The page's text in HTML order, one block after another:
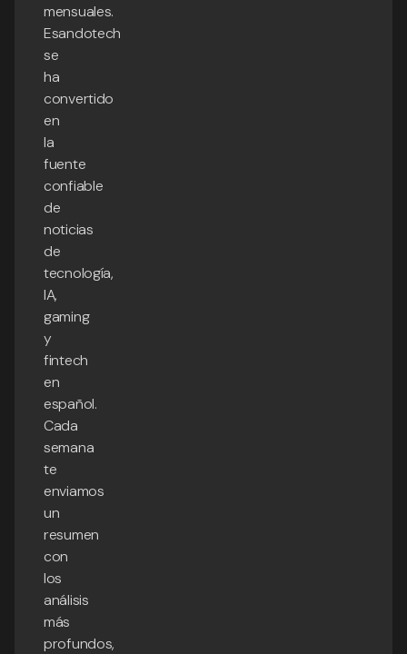
mensuales.
Esandotech
se
ha
convertido
en
la
fuente
confiable
de
noticias
de
tecnología,
IA,
gaming
y
fintech
en
español.
Cada
semana
te
enviamos
un
resumen
con
los
análisis
más
profundos,